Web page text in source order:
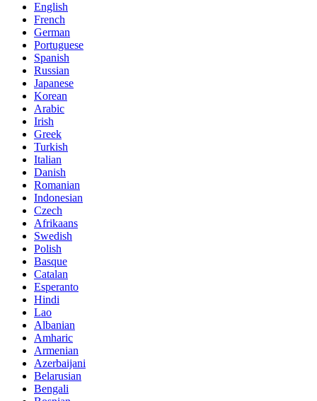
English
French
German
Portuguese
Spanish
Russian
Japanese
Korean
Arabic
Irish
Greek
Turkish
Italian
Danish
Romanian
Indonesian
Czech
Afrikaans
Swedish
Polish
Basque
Catalan
Esperanto
Hindi
Lao
Albanian
Amharic
Armenian
Azerbaijani
Belarusian
Bengali